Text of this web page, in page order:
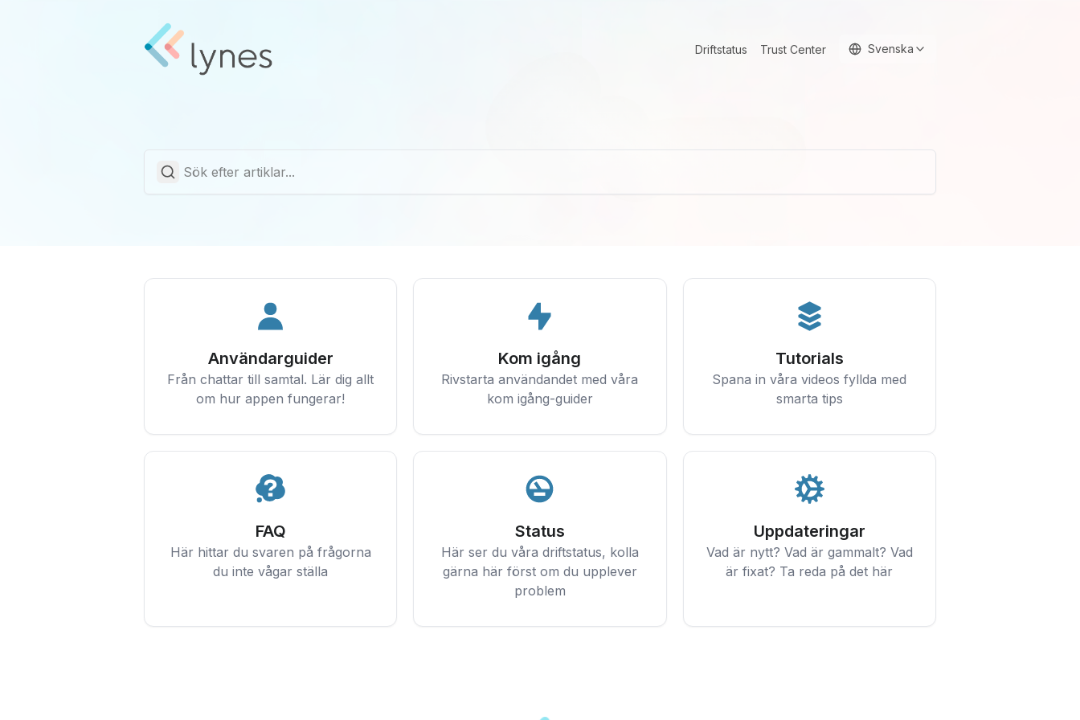
Driftstatus Trust Center Svenska
Användarguider
Från chattar till samtal. Lär dig allt
om hur appen fungerar!
Kom igång
Rivstarta användandet med våra
kom igång-guider
Tutorials
Spana in våra videos fyllda med
smarta tips
FAQ
Här hittar du svaren på frågorna
du inte vågar ställa
Status
Här ser du våra driftstatus, kolla
gärna här först om du upplever
problem
Uppdateringar
Vad är nytt? Vad är gammalt? Vad
är fixat? Ta reda på det här